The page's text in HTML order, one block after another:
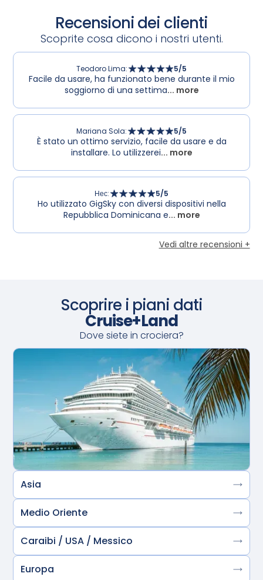
Recensioni dei clienti
Scoprite cosa dicono i nostri utenti.
Teodoro Lima: 5/5
Facile da usare, ha funzionato bene durante il mio
soggiorno di una settima... more
Mariana Sola: 5/5
È stato un ottimo servizio, facile da usare e da
installare. Lo utilizzerei... more
Нес: 5/5
Ho utilizzato GigSky con diversi dispositivi nella
Repubblica Dominicana e... more
Vedi altre recensioni +
Scoprire i piani dati
Cruise+Land
Dove siete in crociera?
Asia
Medio Oriente
Caraibi / USA / Messico
Europa